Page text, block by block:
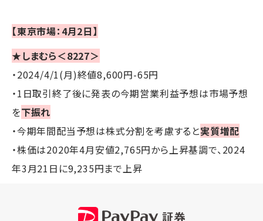
【東京市場：4月2日】
★しまむら＜8227＞
・2024/4/1(月)終値8,600円-65円
・1日取引終了後に発表の今期営業利益予想は市場予想
を下振れ
・今期年間配当予想は株式分割を考慮すると実質増配
・株価は2020年4月安値2,765円から上昇基調で、2024
年3月21日に9,235円まで上昇